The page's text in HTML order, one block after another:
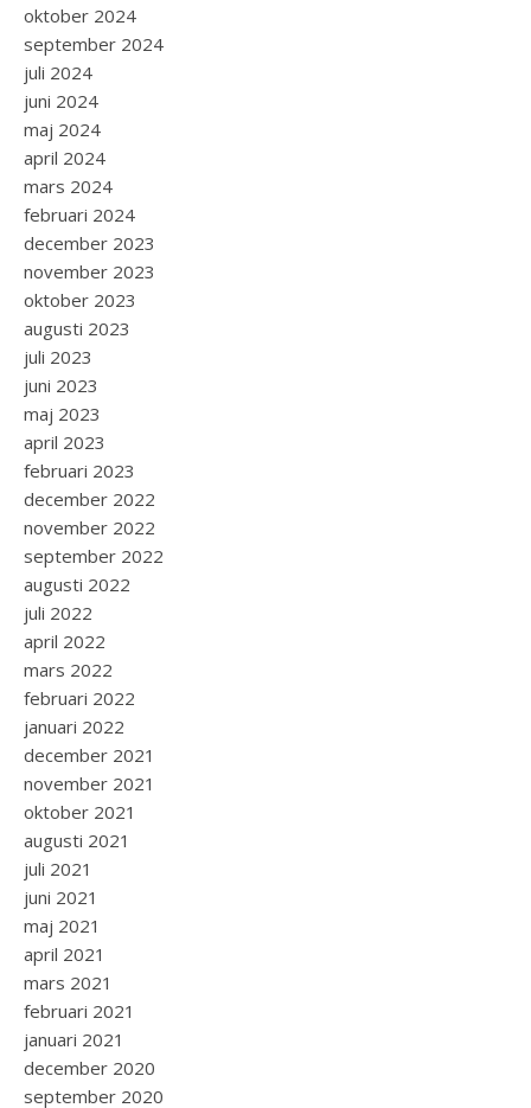
oktober 2024
september 2024
juli 2024
juni 2024
maj 2024
april 2024
mars 2024
februari 2024
december 2023
november 2023
oktober 2023
augusti 2023
juli 2023
juni 2023
maj 2023
april 2023
februari 2023
december 2022
november 2022
september 2022
augusti 2022
juli 2022
april 2022
mars 2022
februari 2022
januari 2022
december 2021
november 2021
oktober 2021
augusti 2021
juli 2021
juni 2021
maj 2021
april 2021
mars 2021
februari 2021
januari 2021
december 2020
september 2020